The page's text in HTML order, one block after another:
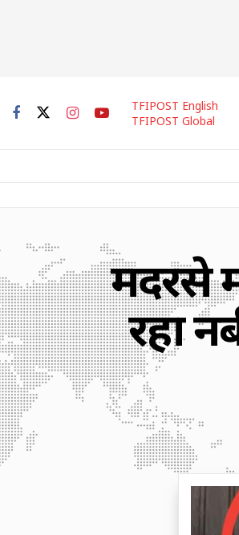
TFIPOST English
TFIPOST Global
मदरसे
रहा